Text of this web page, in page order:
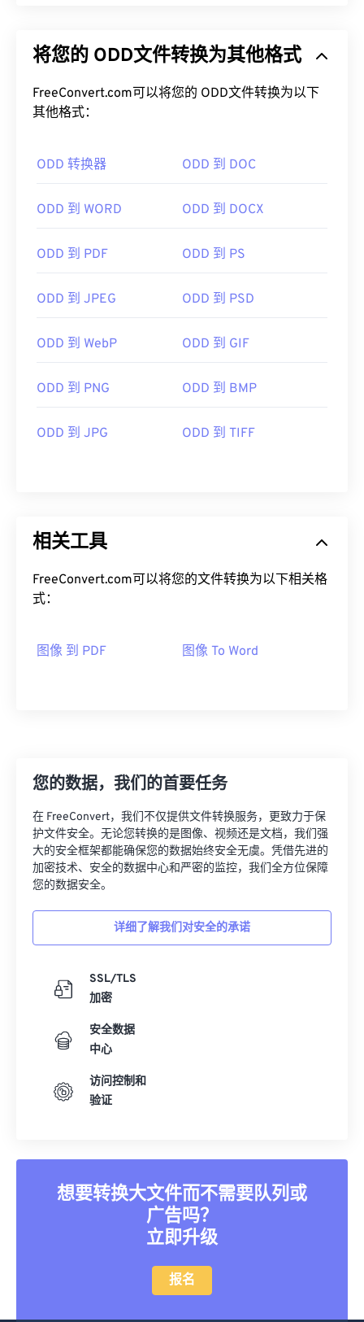
将您的 ODD文件转换为其他格式
FreeConvert.com可以将您的 ODD文件转换为以下
其他格式：
ODD 转换器 ODD 到 DOC
ODD 到 WORD ODD 到 DOCX
ODD 到 PDF ODD 到 PS
ODD 到 JPEG ODD 到 PSD
ODD 到 WebP ODD 到 GIF
ODD 到 PNG ODD 到 BMP
ODD 到 JPG ODD 到 TIFF
相关工具
FreeConvert.com可以将您的文件转换为以下相关格
式：
图像 到 PDF 图像 To Word
您的数据，我们的首要任务
在 FreeConvert，我们不仅提供文件转换服务，更致力于保
护文件安全。无论您转换的是图像、视频还是文档，我们强
大的安全框架都能确保您的数据始终安全无虞。凭借先进的
加密技术、安全的数据中心和严密的监控，我们全方位保障
您的数据安全。
详细了解我们对安全的承诺
SSL/TLS
加密
安全数据
中心
访问控制和
验证
想要转换大文件而不需要队列或
广告吗？
立即升级
报名